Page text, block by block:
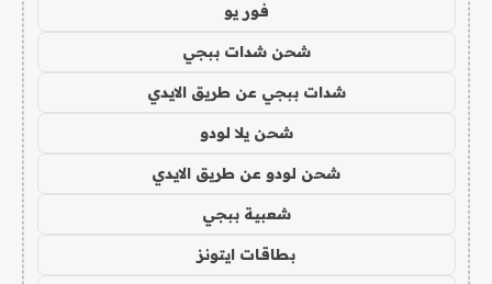
فور يو
شحن شدات ببجي
شدات ببجي عن طريق الايدي
شحن يلا لودو
شحن لودو عن طريق الايدي
شعبية ببجي
بطاقات ايتونز